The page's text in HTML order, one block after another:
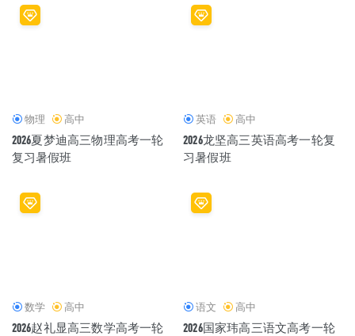
物理 高中
2026夏梦迪高三物理高考一轮
复习暑假班
英语 高中
2026龙坚高三英语高考一轮复
习暑假班
数学 高中
2026赵礼显高三数学高考一轮
语文 高中
2026国家玮高三语文高考一轮